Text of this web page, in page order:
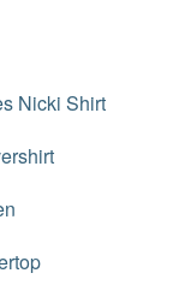
Nicki Shirt